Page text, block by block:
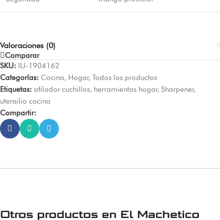
Valoraciones (0)
Comparar
SKU: IU-1904162
Categorías: Cocina, Hogar, Todos los productos
Etiquetas: afilador cuchillos, herramientas hogar, Sharpener,
utensilio cocina
Compartir:
Otros productos en El Machetico